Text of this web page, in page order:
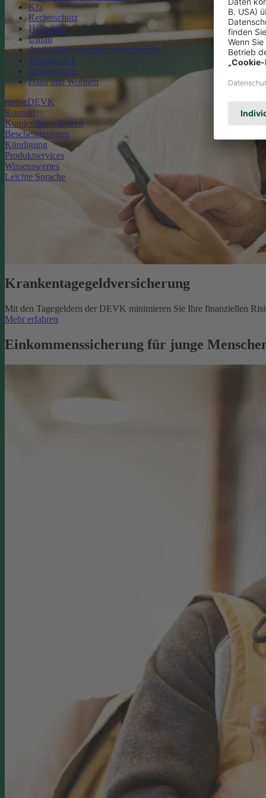
Kfz
Rechtsschutz
Haftpflicht
Unfall
Auslandsreisekrankenversicherung
Reisegepäck
Reiserücktritt
Haus und Wohnen
meineDEVK
Kontakt
Kundendaten ändern
Bescheinigungen
Kündigung
Produktservices
Wissenswertes
Leichte Sprache
Krankentagegeldversicherung
Mit den Tagegeldern der DEVK minimieren Sie Ihre finanziellen
Mehr erfahren
Einkommenssicherung für junge